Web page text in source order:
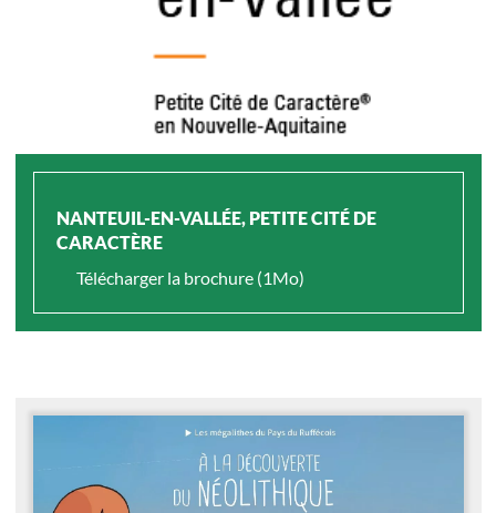
NANTEUIL-EN-VALLÉE, PETITE CITÉ DE
CARACTÈRE
Télécharger la brochure (1Mo)